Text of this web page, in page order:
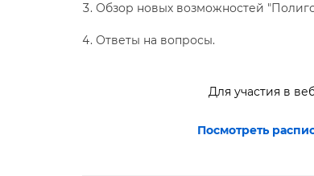
Обзор новых возможностей
Ответы на вопросы.
Для участия в
Посмотреть